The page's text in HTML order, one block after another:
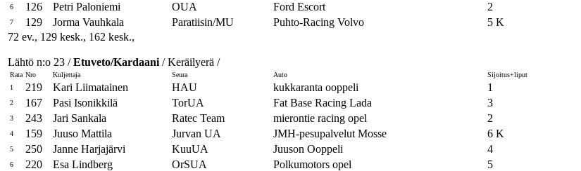
6 126 Petri Paloniemi OUA Ford Escort 2
7 129 Jorma Vauhkala Paratiisin/MU Puhto-Racing Volvo
5 K
72 ev., 129 kesk., 162 kesk.,
Lähtö n:o 23 /Etuveto/Kardaani / Keräilyerä /
Rata Nro Kuljettaja Seura Auto
Sijoitus+liput
1
219 Kari Liimatainen HAU kukkaranta ooppeli 1
2 167 Pasi Isonikkilä TorUA Fat Base Racing Lada 3
3 243 Jari Sankala Ratec Team mierontie racing opel 2
4 159 Juuso Mattila Jurvan UA JMH-pesupalvelut Mosse 6 K
5 250 Janne Harjajärvi KuuUA Juuson Ooppeli 4
6 220 Esa Lindberg OrSUA Polkumotors opel 5